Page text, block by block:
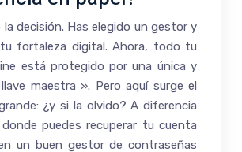
decisión. Has elegido un gestor y
fortaleza digital. Ahora, todo tu
está protegido por una única y
maestra ». Pero aquí surge el
¿y si la olvido? A diferencia
puedes recuperar tu cuenta
un buen gestor de contraseñas